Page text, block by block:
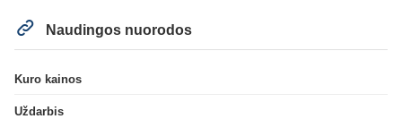
Naudingos nuorodos
Kuro kainos
Uždarbis